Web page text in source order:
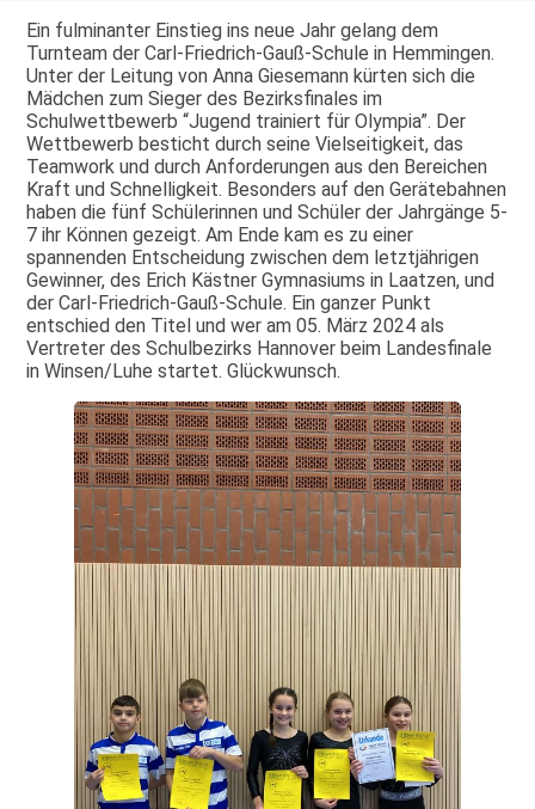
Ein fulminanter Einstieg ins neue Jahr gelang dem
Turnteam der Carl-Friedrich-Gauß-Schule in Hemmingen.
Unter der Leitung von Anna Giesemann kürten sich die
Mädchen zum Sieger des Bezirksfinales im
Schulwettbewerb “Jugend trainiert für Olympia”. Der
Wettbewerb besticht durch seine Vielseitigkeit, das
Teamwork und durch Anforderungen aus den Bereichen
Kraft und Schnelligkeit. Besonders auf den Gerätebahnen
haben die fünf Schülerinnen und Schüler der Jahrgänge 5-
7 ihr Können gezeigt. Am Ende kam es zu einer
spannenden Entscheidung zwischen dem letztjährigen
Gewinner, des Erich Kästner Gymnasiums in Laatzen, und
der Carl-Friedrich-Gauß-Schule. Ein ganzer Punkt
entschied den Titel und wer am 05. März 2024 als
Vertreter des Schulbezirks Hannover beim Landesfinale
in Winsen/Luhe startet. Glückwunsch.